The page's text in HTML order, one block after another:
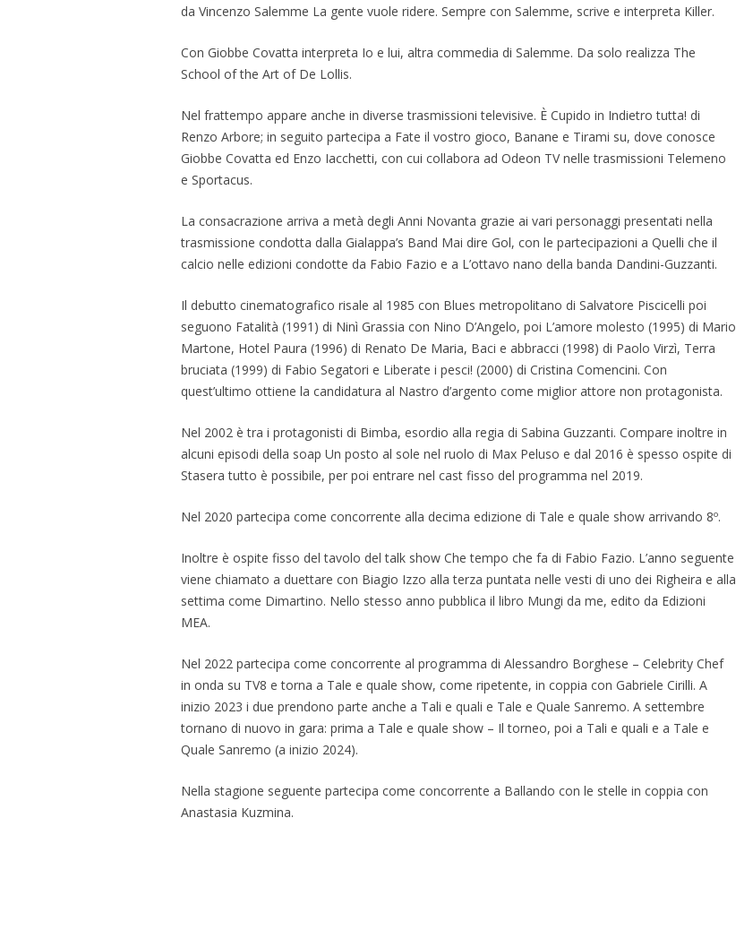
da Vincenzo Salemme La gente vuole ridere. Sempre con Salemme, scrive e interpreta Killer.
Con Giobbe Covatta interpreta Io e lui, altra commedia di Salemme. Da solo realizza The
School of the Art of De Lollis.
Nel frattempo appare anche in diverse trasmissioni televisive. È Cupido in Indietro tutta! di
Renzo Arbore; in seguito partecipa a Fate il vostro gioco, Banane e Tirami su, dove conosce
Giobbe Covatta ed Enzo Iacchetti, con cui collabora ad Odeon TV nelle trasmissioni Telemeno
e Sportacus.
La consacrazione arriva a metà degli Anni Novanta grazie ai vari personaggi presentati nella
trasmissione condotta dalla Gialappa’s Band Mai dire Gol, con le partecipazioni a Quelli che il
calcio nelle edizioni condotte da Fabio Fazio e a L’ottavo nano della banda Dandini-Guzzanti.
Il debutto cinematografico risale al 1985 con Blues metropolitano di Salvatore Piscicelli poi
seguono Fatalità (1991) di Ninì Grassia con Nino D’Angelo, poi L’amore molesto (1995) di Mario
Martone, Hotel Paura (1996) di Renato De Maria, Baci e abbracci (1998) di Paolo Virzì, Terra
bruciata (1999) di Fabio Segatori e Liberate i pesci! (2000) di Cristina Comencini. Con
quest’ultimo ottiene la candidatura al Nastro d’argento come miglior attore non protagonista.
Nel 2002 è tra i protagonisti di Bimba, esordio alla regia di Sabina Guzzanti. Compare inoltre in
alcuni episodi della soap Un posto al sole nel ruolo di Max Peluso e dal 2016 è spesso ospite di
Stasera tutto è possibile, per poi entrare nel cast fisso del programma nel 2019.
Nel 2020 partecipa come concorrente alla decima edizione di Tale e quale show arrivando 8º.
Inoltre è ospite fisso del tavolo del talk show Che tempo che fa di Fabio Fazio. L’anno seguente
viene chiamato a duettare con Biagio Izzo alla terza puntata nelle vesti di uno dei Righeira e alla
settima come Dimartino. Nello stesso anno pubblica il libro Mungi da me, edito da Edizioni
MEA.
Nel 2022 partecipa come concorrente al programma di Alessandro Borghese – Celebrity Chef
in onda su TV8 e torna a Tale e quale show, come ripetente, in coppia con Gabriele Cirilli. A
inizio 2023 i due prendono parte anche a Tali e quali e Tale e Quale Sanremo. A settembre
tornano di nuovo in gara: prima a Tale e quale show – Il torneo, poi a Tali e quali e a Tale e
Quale Sanremo (a inizio 2024).
Nella stagione seguente partecipa come concorrente a Ballando con le stelle in coppia con
Anastasia Kuzmina.